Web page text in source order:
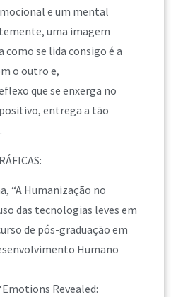
e um mental
uma imagem
se lida consigo é a
o outro e,
que se enxerga no
entrega a tão
“A Humanização no
das tecnologias leves em
de pós-graduação em
Humano
Revealed: